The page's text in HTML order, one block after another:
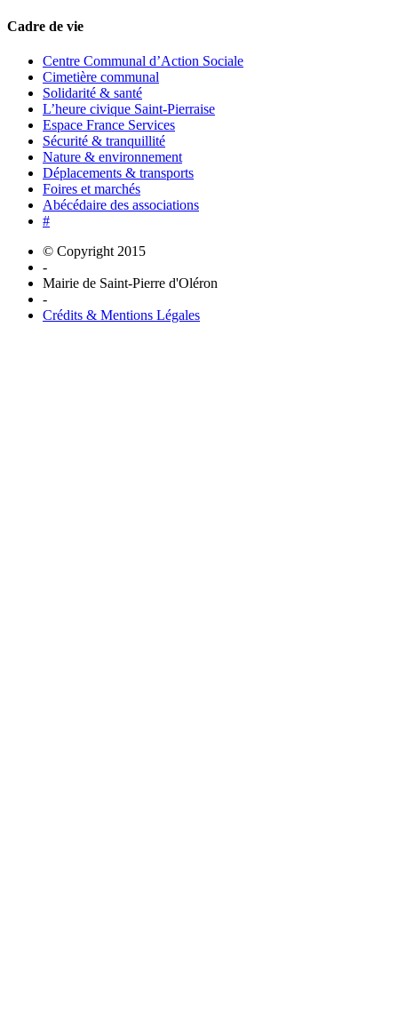
Cadre de vie
Centre Communal d’Action Sociale
Cimetière communal
Solidarité & santé
L’heure civique Saint-Pierraise
Espace France Services
Sécurité & tranquillité
Nature & environnement
Déplacements & transports
Foires et marchés
Abécédaire des associations
#
© Copyright 2015
-
Mairie de Saint-Pierre d'Oléron
-
Crédits & Mentions Légales